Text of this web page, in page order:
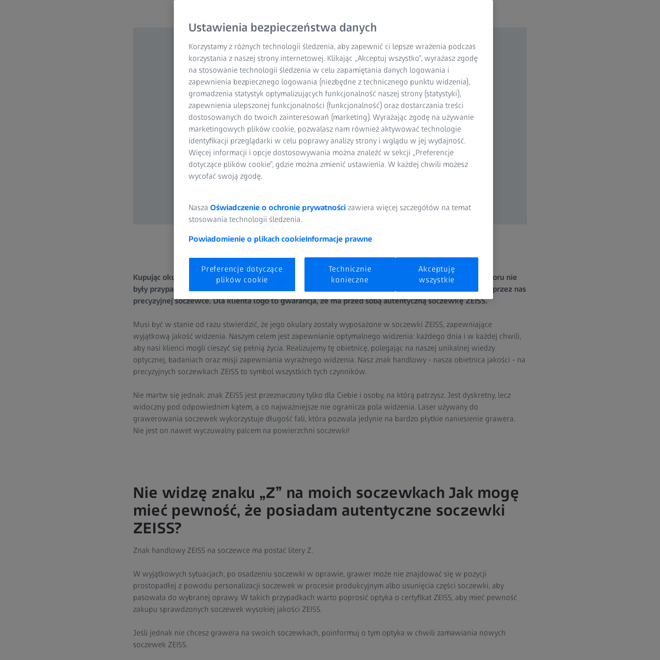
Kupując okulary, oczekujesz, że oprawki będą miały logo. Nic dziwnego - wybór konkretnej marki i wzoru nie
były przypadkowe. Podobnie jest z zakupem soczewek: logo ZEISS widnieje na każdej produkowanej przez nas
precyzyjnej soczewce. Dla klienta logo to gwarancja, że ma przed sobą autentyczną soczewkę ZEISS.
Musi być w stanie od razu stwierdzić, że jego okulary zostały wyposażone w soczewki ZEISS, zapewniające
wyjątkową jakość widzenia. Naszym celem jest zapewnianie optymalnego widzenia: każdego dnia i w każdej chwili,
aby nasi klienci mogli cieszyć się pełnią życia. Realizujemy tę obietnicę, polegając na naszej unikalnej wiedzy
optycznej, badaniach oraz misji zapewniania wyraźnego widzenia. Nasz znak handlowy - nasza obietnica jakości - na
precyzyjnych soczewkach ZEISS to symbol wszystkich tych czynników.
Nie martw się jednak: znak ZEISS jest przeznaczony tylko dla Ciebie i osoby, na którą patrzysz. Jest dyskretny, lecz
widoczny pod odpowiednim kątem, a co najważniejsze nie ogranicza pola widzenia. Laser używany do
grawerowania soczewek wykorzystuje długość fali, która pozwala jedynie na bardzo płytkie naniesienie grawera.
Nie jest on nawet wyczuwalny palcem na powierzchni soczewki!
Nie widzę znaku „Z” na moich soczewkach Jak mogę
mieć pewność, że posiadam autentyczne soczewki
ZEISS?
Znak handlowy ZEISS na soczewce ma postać litery Z.
W wyjątkowych sytuacjach, po osadzeniu soczewki w oprawie, grawer może nie znajdować się w pozycji
prostopadłej z powodu personalizacji soczewek w procesie produkcyjnym albo usunięcia części soczewki, aby
pasowała do wybranej oprawy. W takich przypadkach warto poprosić optyka o certyfikat ZEISS, aby mieć pewność
zakupu sprawdzonych soczewek wysokiej jakości ZEISS.
Jeśli jednak nie chcesz grawera na swoich soczewkach, poinformuj o tym optyka w chwili zamawiania nowych
soczewek ZEISS.
Ustawienia bezpieczeństwa danych
Korzystamy z różnych technologii śledzenia, aby zapewnić ci lepsze wrażenia podczas
korzystania z naszej strony internetowej. Klikając „Akceptuj wszystko”, wyrażasz zgodę
na stosowanie technologii śledzenia w celu zapamiętania danych logowania i
zapewnienia bezpiecznego logowania (niezbędne z technicznego punktu widzenia),
gromadzenia statystyk optymalizujących funkcjonalność naszej strony (statystyki),
zapewnienia ulepszonej funkcjonalności (funkcjonalność) oraz dostarczania treści
dostosowanych do twoich zainteresowań (marketing). Wyrażając zgodę na używanie
marketingowych plików cookie, pozwalasz nam również aktywować technologie
identyfikacji przeglądarki w celu poprawy analizy strony i wglądu w jej wydajność.
Więcej informacji i opcje dostosowywania można znaleźć w sekcji „Preferencje
dotyczące plików cookie”, gdzie można zmienić ustawienia. W każdej chwili możesz
wycofać swoją zgodę.
Nasza Oświadczenie o ochronie prywatności zawiera więcej szczegółów na temat
stosowania technologii śledzenia.
Powiadomienie o plikach cookieInformacje prawne
Preferencje dotyczące
plików cookie
Technicznie
konieczne
Akceptuję
wszystkie